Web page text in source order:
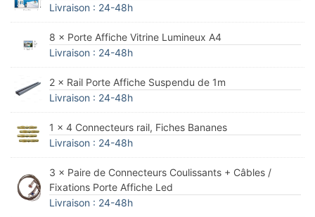
Livraison : 24-48h
8 × Porte Affiche Vitrine Lumineux A4
Livraison : 24-48h
2 × Rail Porte Affiche Suspendu de 1m
Livraison : 24-48h
1 × 4 Connecteurs rail, Fiches Bananes
Livraison : 24-48h
3 × Paire de Connecteurs Coulissants + Câbles /
Fixations Porte Affiche Led
Livraison : 24-48h